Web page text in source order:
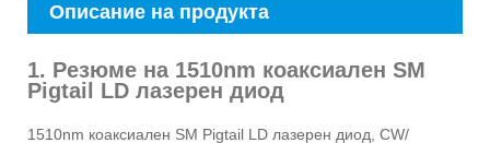
Описание на продукта
1. Резюме на 1510nm коаксиален SM
Pigtail LD лазерен диод
1510nm коаксиален SM Pigtail LD лазерен диод, CW/